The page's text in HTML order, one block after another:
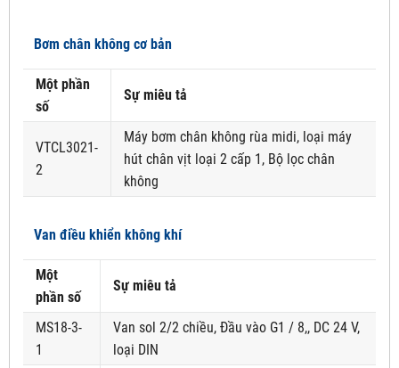
Bơm chân không cơ bản
Một phần
số
Sự miêu tả
VTCL3021-
2
Máy bơm chân không rùa midi, loại máy
hút chân vịt loại 2 cấp 1, Bộ lọc chân
không
Van điều khiển không khí
Một
phần số
Sự miêu tả
MS18-3-
1
Van sol 2/2 chiều, Đầu vào G1 / 8,, DC 24 V,
loại DIN